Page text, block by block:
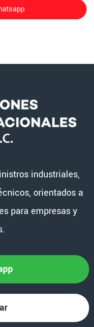
industriales,
orientados a
para empresas y